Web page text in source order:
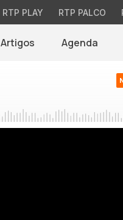
RTP PLAY RTP PALCO
Artigos Agenda